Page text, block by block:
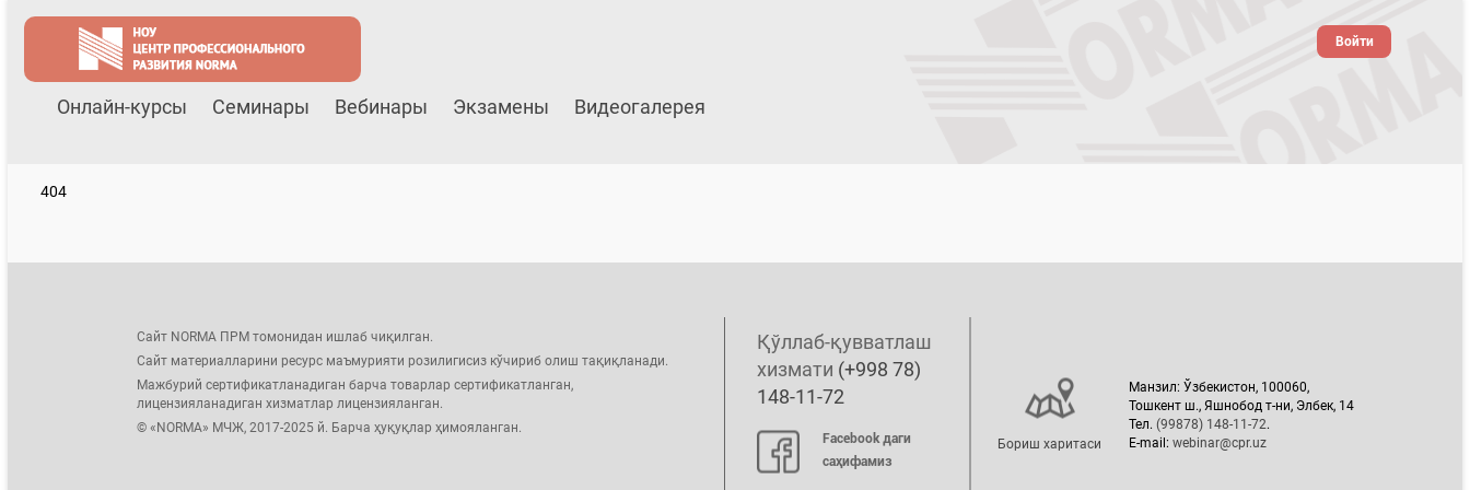
Онлайн-курсы Семинары Вебинары Экзамены Видеогалерея
Войти
404
Сайт NORMA ПРМ томонидан ишлаб чиқилган.
Сайт материалларини ресурс маъмурияти розилигисиз кўчириб олиш тақиқланади.
Мажбурий сертификатланадиган барча товарлар сертификатланган,
лицензияланадиган хизматлар лицензияланган.
© «NORMA» МЧЖ, 2017-2025 й. Барча ҳуқуқлар ҳимояланган.
Қўллаб-қувватлаш
хизмати (+998 78)
148-11-72
Facebook даги
саҳифамиз
Бориш харитаси
Манзил: Ўзбекистон, 100060,
Тошкент ш., Яшнобод т-ни, Элбек, 14
Тел. (99878) 148-11-72.
E-mail: webinar@cpr.uz